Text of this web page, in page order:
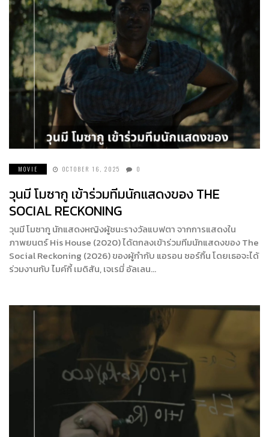
MOVIE OCTOBER 16, 2025 0
วุนมี โมซากู เข้าร่วมทีมนักแสดงของ THE
SOCIAL RECKONING
วุนมี โมซากู นักแสดงหญิงผู้ชนะรางวัลแบฟตา จากการแสดงใน
ภาพยนตร์ His House (2020) ได้ตกลงเข้าร่วมทีมนักแสดงของ The
Social Reckoning (2026) ของผู้กำกับ แอรอน ซอร์กิ้น โดยเธอจะได้
ร่วมงานกับ ไมค์กี้ เมดิสัน, เจเรมี่ อัลเลน…